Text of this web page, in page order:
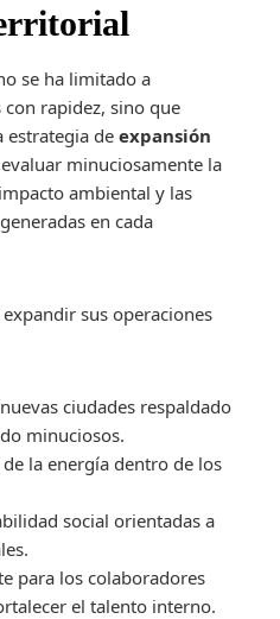
se ha limitado a
rapidez, sino que
estrategia de expansión
minuciosamente la
ambiental y las
en cada
sus operaciones
ciudades respaldado
minuciosos.
la energía dentro de los
social orientadas a
para los colaboradores
el talento interno.